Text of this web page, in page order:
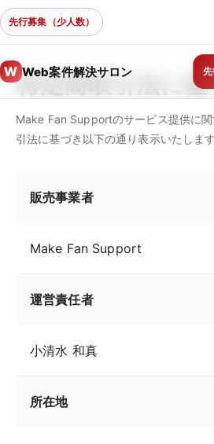
先行募集（少人数）
W Web案件解決サロン
特定商取引法に
Make Fan Supportのサービス提供に
引法に基づき以下の通り表示いたします
販売事業者
Make Fan Support
運営責任者
小清水 和真
所在地